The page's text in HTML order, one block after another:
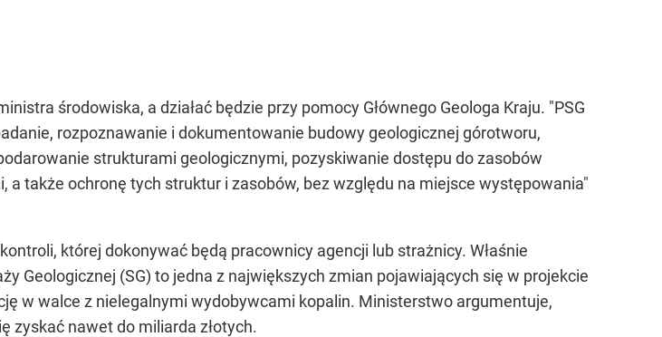
środowiska, a działać będzie przy pomocy Głównego Geologa Kraju. "PSG
rozpoznawanie i dokumentowanie budowy geologicznej górotworu,
strukturami geologicznymi, pozyskiwanie dostępu do zasobów
a także ochronę tych struktur i zasobów, bez względu na miejsce występowania"
której dokonywać będą pracownicy agencji lub strażnicy. Właśnie
Geologicznej (SG) to jedna z największych zmian pojawiających się w projekcie
w walce z nielegalnymi wydobywcami kopalin. Ministerstwo argumentuje,
zyskać nawet do miliarda złotych.